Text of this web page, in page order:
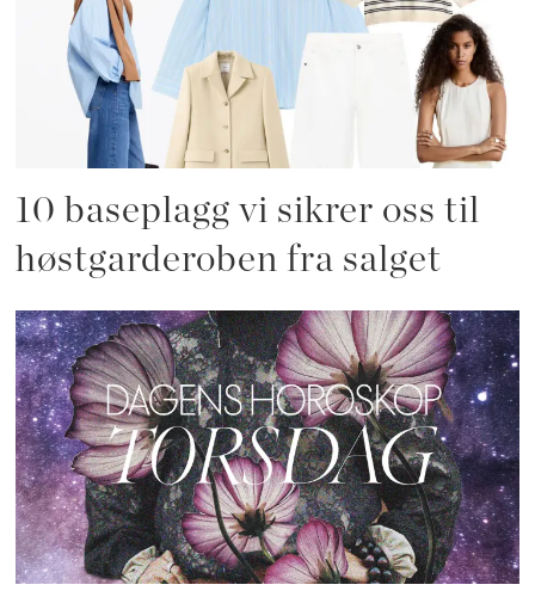
10 baseplagg vi sikrer oss til
høstgarderoben fra salget